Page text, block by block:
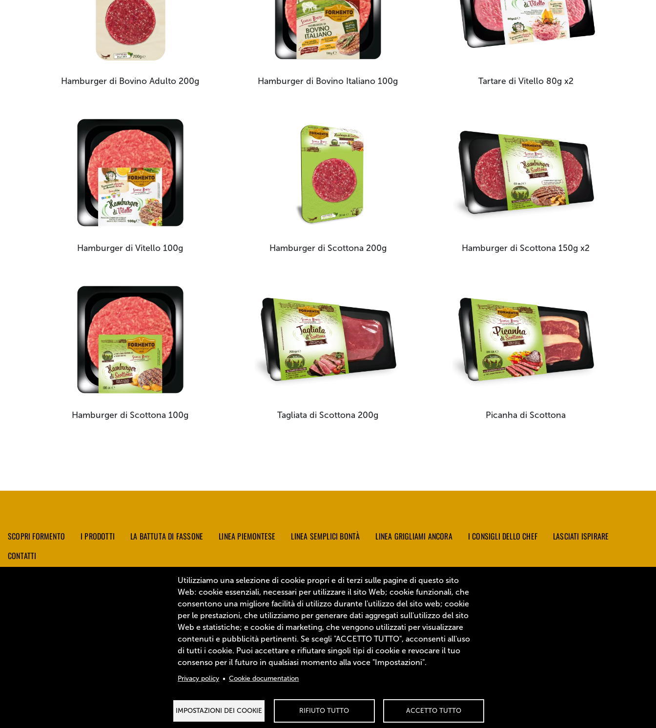
Hamburger di Bovino Adulto 200g Hamburger di Bovino Italiano 100g Tartare di Vitello 80g x2
Hamburger di Vitello 100g Hamburger di Scottona 200g Hamburger di Scottona 150g x2
Hamburger di Scottona 100g Tagliata di Scottona 200g Picanha di Scottona
Utilizziamo una selezione di cookie propri e di terzi sulle pagine di questo sito
Web: cookie essenziali, necessari per utilizzare il sito Web; cookie funzionali, che
consentono una migliore facilità di utilizzo durante l'utilizzo del sito web; cookie
per le prestazioni, che utilizziamo per generare dati aggregati sull'utilizzo del sito
Web e statistiche; e cookie di marketing, che vengono utilizzati per visualizzare
contenuti e pubblicità pertinenti. Se scegli "ACCETTO TUTTO", acconsenti all'uso
di tutti i cookie. Puoi accettare e rifiutare singoli tipi di cookie e revocare il tuo
consenso per il futuro in qualsiasi momento alla voce "Impostazioni".
Privacy policy Cookie documentation
IMPOSTAZIONI DEI COOKIE RIFIUTO TUTTO ACCETTO TUTTO
Footer Menu
SCOPRI FORMENTO I PRODOTTI LA BATTUTA DI FASSONE LINEA PIEMONTESE LINEA SEMPLICI BONTÀ LINEA GRIGLIAMI ANCORA I CONSIGLI DELLO CHEF
LASCIATI ISPIRARE
CONTATTI
Formento è un brand
Policy Menu
PRIVACY POLICY